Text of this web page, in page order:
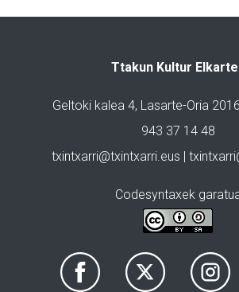
Ttakun Kultur
Geltoki kalea 4, Lasarte-Oria
943 37 14 48
txintxarri@txintxarri.eus |
Codesyntaxek